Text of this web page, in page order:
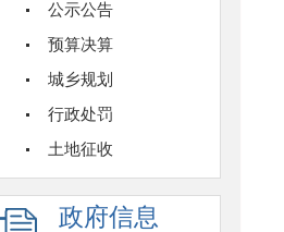
公示公告
预算决算
城乡规划
行政处罚
土地征收
政府信息